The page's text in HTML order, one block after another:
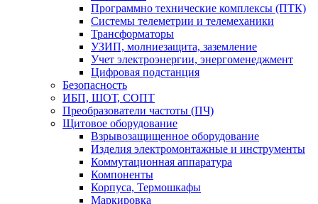
Программно технические комплексы (ПТК)
Системы телеметрии и телемеханики
Трансформаторы
УЗИП, молниезащита, заземление
Учет электроэнергии, энергоменеджмент
Цифровая подстанция
Безопасность
ИБП, ШОТ, СОПТ
Преобразователи частоты (ПЧ)
Щитовое оборудование
Взрывозащищенное оборудование
Изделия электромонтажные и инструменты
Коммутационная аппаратура
Компоненты
Корпуса, Термошкафы
Маркировка